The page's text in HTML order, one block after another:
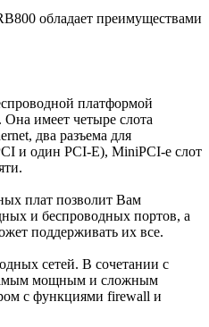
обладает преимуществами
платформой
имеет четыре слота
два разъема для
и один PCI-E), MiniPCI-е слот
плат позволит Вам
и беспроводных портов, а
поддерживать их все.
сетей. В сочетании с
мощным и сложным
с функциями firewall и